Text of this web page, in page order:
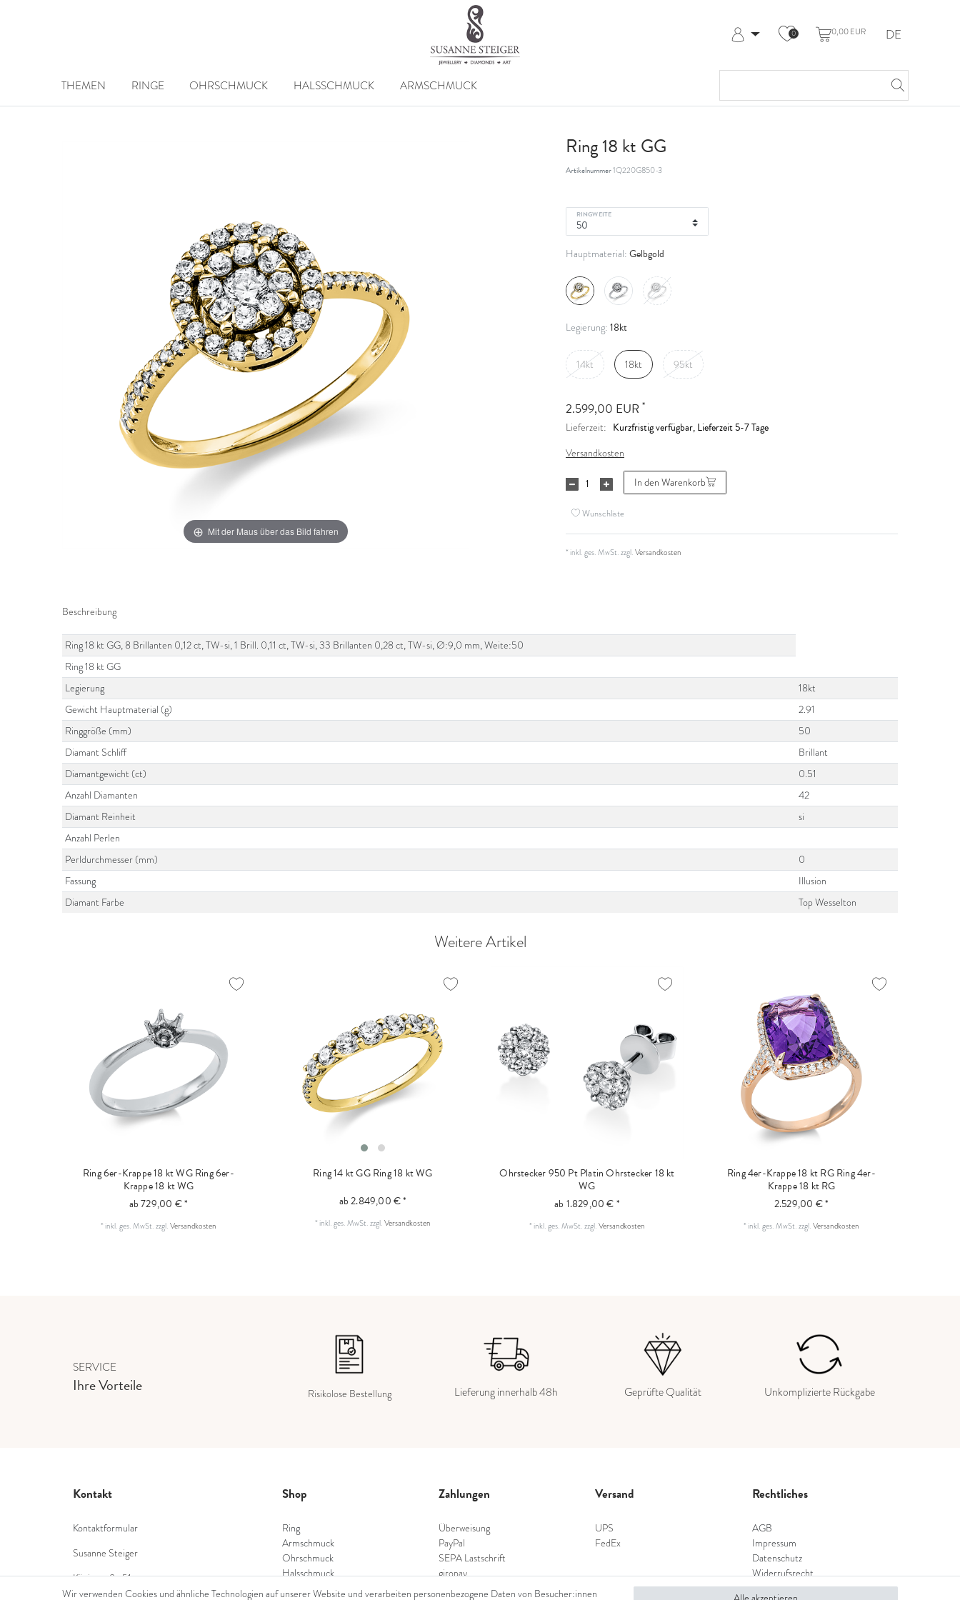
Registrieren
Hilfe & Kontakt
0 0,00 EUR DE
THEMEN RINGE OHRSCHMUCK HALSSCHMUCK ARMSCHMUCK
Mit der Maus über das Bild fahren
Ring 18 kt GG
Artikelnummer1Q220G850-3
RINGWEITE
Hauptmaterial: Gelbgold
Legierung: 18kt
14kt 18kt 95kt
2.599,00 EUR *
Lieferzeit: Kurzfristig verfügbar, Lieferzeit 5-7 Tage
Versandkosten
In den Warenkorb
Wunschliste
* inkl. ges. MwSt. zzgl.Versandkosten
Beschreibung
Ring 18 kt GG, 8 Brillanten 0,12 ct, TW-si, 1 Brill. 0,11 ct, TW-si, 33 Brillanten 0,28 ct, TW-si, Ø:9,0 mm, Weite:50
Ring 18 kt GG
Legierung
18kt
Gewicht Hauptmaterial (g)
2.91
Ringgröße (mm)
50
Diamant Schliff
Brillant
Diamantgewicht (ct)
0.51
Anzahl Diamanten
42
Diamant Reinheit
si
Anzahl Perlen
Perldurchmesser (mm)
0
Fassung
Illusion
Diamant Farbe
Top Wesselton
Weitere Artikel
Ring 6er-Krappe 18 kt WGRing 6er-
Krappe 18 kt WG
ab 729,00 € *
* inkl. ges. MwSt.zzgl.Versandkosten
Ring 14 kt GGRing 18 kt WG
ab 2.849,00 € *
* inkl. ges. MwSt.zzgl.Versandkosten
Ohrstecker 950 Pt Platin Ohrstecker 18 kt
WG
ab 1.829,00 € *
* inkl. ges. MwSt.zzgl.Versandkosten
Ring 4er-Krappe 18 kt RGRing 4er-
Krappe 18 kt RG
2.529,00 € *
* inkl. ges. MwSt.zzgl.Versandkosten
SERVICE
Ihre Vorteile Risikolose Bestellung Lieferung innerhalb 48h Geprüfte Qualität Unkomplizierte Rückgabe
Kontakt
Kontaktformular
Susanne Steiger
Königstraße 51
53332 Bornheim
Shop
Ring
Armschmuck
Ohrschmuck
Halsschmuck
Diamantschmuck
Zahlungen
Überweisung
PayPal
SEPA Lastschrift
giropay
Kreditkarte
Versand
UPS
FedEx
Rechtliches
AGB
Impressum
Datenschutz
Widerrufsrecht
Widerrufsformular
Wir verwenden Cookies und ähnliche Technologien auf unserer Website und verarbeiten personenbezogene Daten von Besucher:innen